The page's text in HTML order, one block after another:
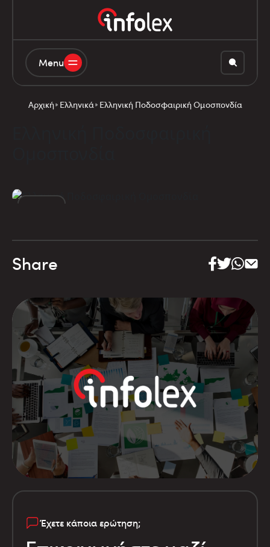
Menu
Αρχική Ελληνικά Ελληνική Ποδοσφαιρική Ομοσπονδία
ΙΟΎΝ
Share
Έχετε κάποια ερώτηση;